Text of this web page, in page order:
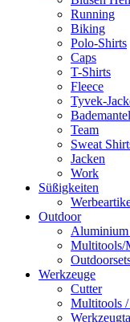
Running
Biking
Polo-Shirts
Caps
T-Shirts
Fleece
Tyvek-
Bademantel
Team
Sweat
Jacken
Work
Süßigkeiten
Outdoor
Aluminium
Multitools/
Werkzeuge
Cutter
Multitools /